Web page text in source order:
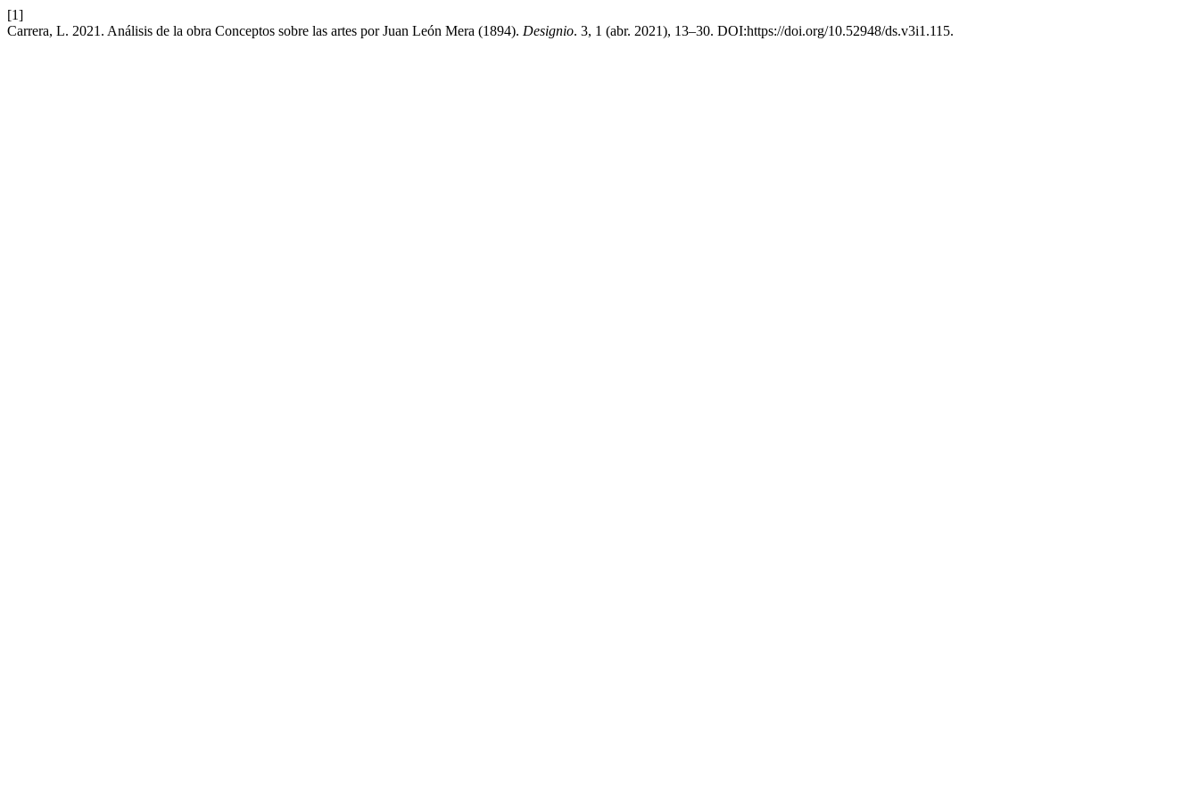
[1]
Carrera, L. 2021. Análisis de la obra Conceptos sobre las artes por Juan León Mera (1894). Designio. 3, 1 (abr. 2021), 13–30. DOI:https://doi.org/10.52948/ds.v3i1.115.